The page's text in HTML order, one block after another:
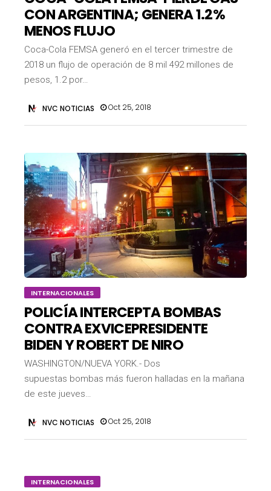
CON ARGENTINA; GENERA 1.2%
MENOS FLUJO
Coca-Cola FEMSA generó en el tercer trimestre de
2018 un flujo de operación de 8 mil 492 millones de
pesos, 1.2 por…
NVC NOTICIAS Oct 25, 2018
INTERNACIONALES
POLICÍA INTERCEPTA BOMBAS
CONTRA EXVICEPRESIDENTE
BIDEN Y ROBERT DE NIRO
WASHINGTON/NUEVA YORK.- Dos
supuestas bombas más fueron halladas en la mañana
de este jueves…
NVC NOTICIAS Oct 25, 2018
INTERNACIONALES